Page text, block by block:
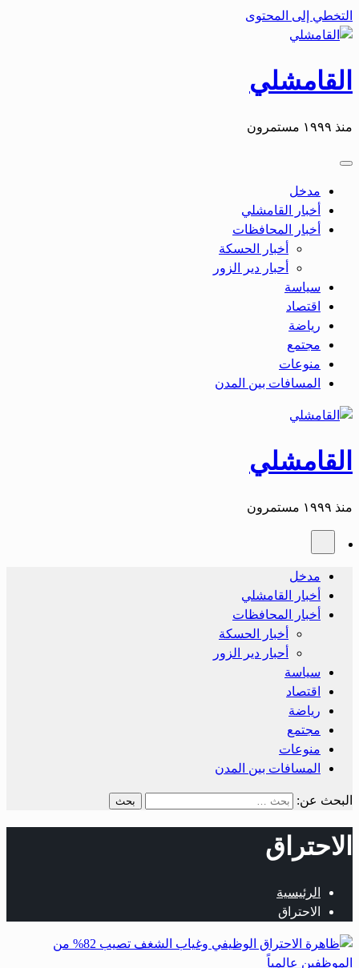
التخطي إلى المحتوى
القامشلي
منذ ١٩٩٩ مستمرون
مدخل
أخبار القامشلي
أخبار المحافظات
أخبار الحسكة
أحبار دير الزور
سياسة
اقتصاد
رياضة
مجتمع
منوعات
المسافات بين المدن
القامشلي
منذ ١٩٩٩ مستمرون
مدخل
أخبار القامشلي
أخبار المحافظات
أخبار الحسكة
أحبار دير الزور
سياسة
اقتصاد
رياضة
مجتمع
منوعات
المسافات بين المدن
البحث عن:
الاحتراق
الرئيسية
الاحتراق